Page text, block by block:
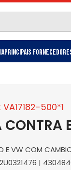
Principais
500*1
CONTRA
VW COM CAMBIO
|